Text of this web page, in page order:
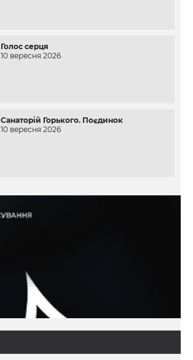
Голос серця
10 вересня 2026
Санаторій Горького. Поєдинок
10 вересня 2026